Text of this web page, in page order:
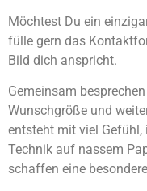
Möchtest Du ein
fülle gern das
Bild dich anspricht.
Gemeinsam
Wunschgröße und
entsteht mit viel Gefühl,
Technik auf nassem
schaffen eine